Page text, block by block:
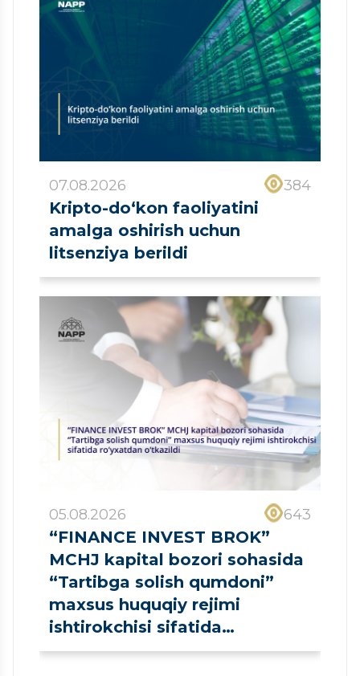
07.08.2026 384
Kripto-do‘kon faoliyatini
amalga oshirish uchun
litsenziya berildi
05.08.2026 643
“FINANCE INVEST BROK”
MCHJ kapital bozori sohasida
“Tartibga solish qumdoni”
maxsus huquqiy rejimi
ishtirokchisi sifatida
ro‘yxatdan o‘tkazildi